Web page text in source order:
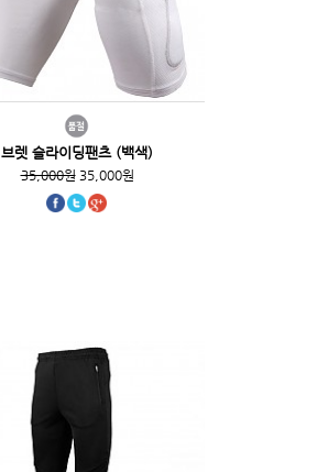
브렛 슬라이딩팬츠 (백색)
35,000원35,000원